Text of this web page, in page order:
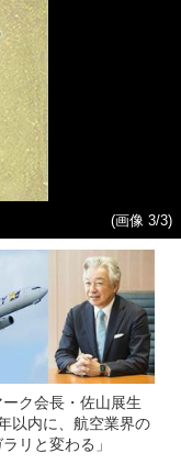
(画像 3/3)
ーク会長・佐山展生
以内に、航空業界の
リと変わる」